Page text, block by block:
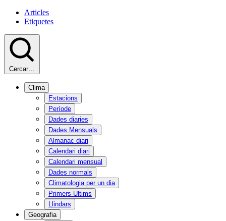
Articles
Etiquetes
Cercar…
Clima
Estacions
Període
Dades diaries
Dades Mensuals
Almanac diari
Calendari diari
Calendari mensual
Dades normals
Climatologia per un dia
Primers-Ultims
Llindars
Geografia